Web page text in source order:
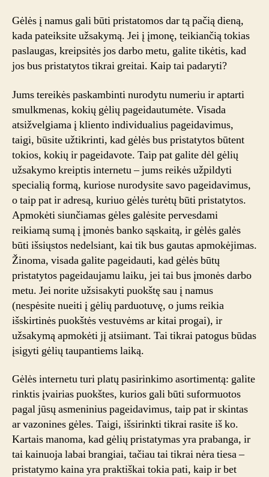
Gėlės į namus gali būti pristatomos dar tą pačią dieną,
kada pateiksite užsakymą. Jei į įmonę, teikiančią tokias
paslaugas, kreipsitės jos darbo metu, galite tikėtis, kad
jos bus pristatytos tikrai greitai. Kaip tai padaryti?
Jums tereikės paskambinti nurodytu numeriu ir aptarti
smulkmenas, kokių gėlių pageidautumėte. Visada
atsižvelgiama į kliento individualius pageidavimus,
taigi, būsite užtikrinti, kad gėlės bus pristatytos būtent
tokios, kokių ir pageidavote. Taip pat galite dėl gėlių
užsakymo kreiptis internetu – jums reikės užpildyti
specialią formą, kuriose nurodysite savo pageidavimus,
o taip pat ir adresą, kuriuo gėlės turėtų būti pristatytos.
Apmokėti siunčiamas gėles galėsite pervesdami
reikiamą sumą į įmonės banko sąskaitą, ir gėlės galės
būti išsiųstos nedelsiant, kai tik bus gautas apmokėjimas.
Žinoma, visada galite pageidauti, kad gėlės būtų
pristatytos pageidaujamu laiku, jei tai bus įmonės darbo
metu. Jei norite užsisakyti puokštę sau į namus
(nespėsite nueiti į gėlių parduotuvę, o jums reikia
išskirtinės puokštės vestuvėms ar kitai progai), ir
užsakymą apmokėti jį atsiimant. Tai tikrai patogus būdas
įsigyti gėlių taupantiems laiką.
Gėlės internetu turi platų pasirinkimo asortimentą: galite
rinktis įvairias puokštes, kurios gali būti suformuotos
pagal jūsų asmeninius pageidavimus, taip pat ir skintas
ar vazonines gėles. Taigi, išsirinkti tikrai rasite iš ko.
Kartais manoma, kad gėlių pristatymas yra prabanga, ir
tai kainuoja labai brangiai, tačiau tai tikrai nėra tiesa –
pristatymo kaina yra praktiškai tokia pati, kaip ir bet